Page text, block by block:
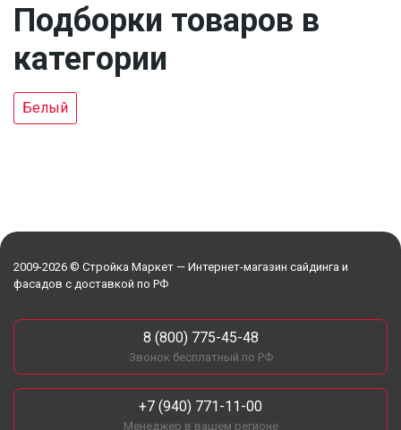
Подборки товаров в
категории
Белый
2009-2026 © Стройка Маркет — Интернет-магазин сайдинга и
фасадов с доставкой по РФ
8 (800) 775-45-48
Звонок бесплатный по РФ
+7 (940) 771-11-00
Менеджер в вашем регионе